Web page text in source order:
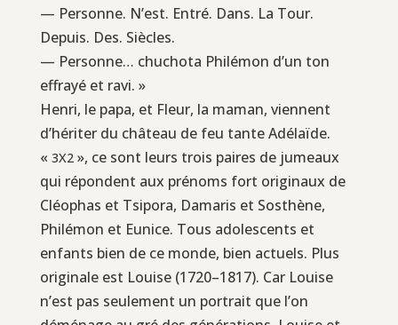
— Personne. N’est. Entré. Dans. La Tour.
Depuis. Des. Siècles.
— Personne… chuchota Philémon d’un ton
effrayé et ravi. »
Henri, le papa, et Fleur, la maman, viennent
d’hériter du château de feu tante Adélaïde.
« 3X2», ce sont leurs trois paires de jumeaux
qui répondent aux prénoms fort originaux de
Cléophas et Tsipora, Damaris et Sosthène,
Philémon et Eunice. Tous adolescents et
enfants bien de ce monde, bien actuels. Plus
originale est Louise (1720–1817). Car Louise
n’est pas seulement un portrait que l’on